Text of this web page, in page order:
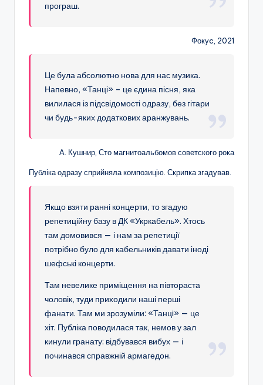
програш.
Фокуc, 2021
Це була абсолютно нова для нас музика.
Напевно, «Танці» – це єдина пісня, яка
вилилася із підсвідомості одразу, без гітари
чи будь-яких додаткових аранжувань.
А. Кушнир, Сто магнитоальбомов советского рока
Публіка одразу сприйняла композицію. Скрипка згадував.
Якщо взяти ранні концерти, то згадую
репетиційну базу в ДК «Укркабель». Хтось
там домовився — і нам за репетиції
потрібно було для кабельників давати іноді
шефські концерти.
Там невелике приміщення на півтораста
чоловік, туди приходили наші перші
фанати. Там ми зрозуміли: «Танцi» — це
хіт. Публіка поводилася так, немов у зал
кинули гранату: відбувався вибух — і
починався справжній армагедон.